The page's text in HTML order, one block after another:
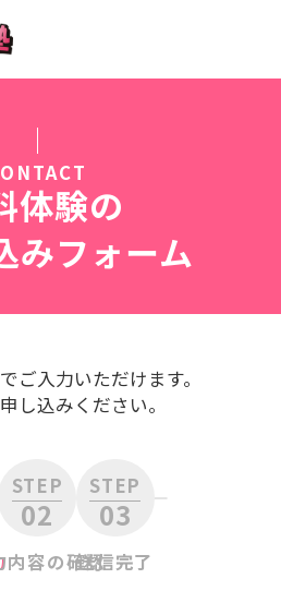
に申し込む
体験の
みフォーム
でご入力いただけます。
し込みください。
STEP
02
内容の確認
STEP
03
送信完了